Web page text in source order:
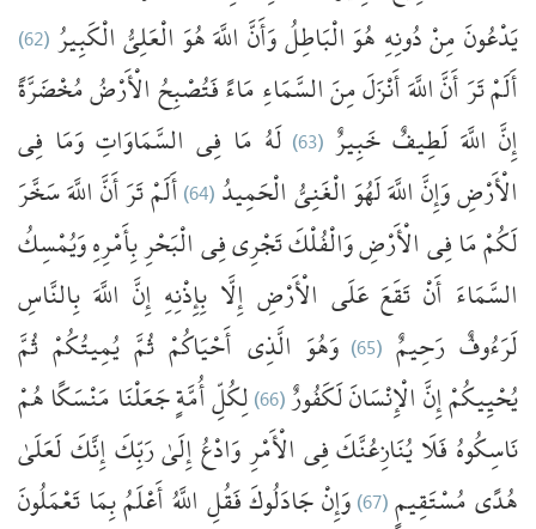
يَدْعُونَمِنْدُونِهِهُوَالْبَاطِلُوَأَنَّاللَّهَهُوَالْعَلِيُّالْكَبِيرُ(62)
أَلَمْتَرَأَنَّاللَّهَأَنْزَلَمِنَالسَّمَاءِمَاءًفَتُصْبِحُالْأَرْضُمُخْضَرَّةً
إِنَّ اللَّهَ لَطِيفٌ خَبِيرٌ (63) لَهُ مَا فِي السَّمَاوَاتِ وَمَا فِي
الْأَرْضِوَإِنَّاللَّهَلَهُوَالْغَنِيُّالْحَمِيدُ(64) أَلَمْتَرَأَنَّاللَّهَسَخَّرَ
لَكُمْمَافِيالْأَرْضِوَالْفُلْكَتَجْرِيفِيالْبَحْرِبِأَمْرِهِوَيُمْسِكُ
السَّمَاءَ أَنْ تَقَعَ عَلَى الْأَرْضِ إِلَّا بِإِذْنِهِ إِنَّ اللَّهَ بِالنَّاسِ
لَرَءُوفٌ رَحِيمٌ (65) وَهُوَ الَّذِي أَحْيَاكُمْ ثُمَّ يُمِيتُكُمْ ثُمَّ
يُحْيِيكُمْإِنَّالْإِنْسَانَلَكَفُورٌ(66) لِكُلِّأُمَّةٍجَعَلْنَامَنْسَكًاهُمْ
نَاسِكُوهُفَلَايُنَازِعُنَّكَفِيالْأَمْرِوَادْعُإِلَىٰرَبِّكَإِنَّكَلَعَلَىٰ
هُدًىمُسْتَقِيمٍ(67) وَإِنْجَادَلُوكَفَقُلِاللَّهُأَعْلَمُبِمَاتَعْمَلُونَ